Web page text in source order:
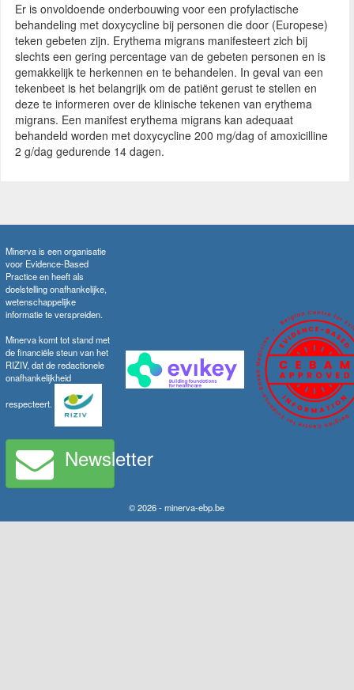
Er is onvoldoende onderbouwing voor een profylactische
behandeling met doxycycline bij personen die door (Europese)
teken gebeten zijn. Erythema migrans manifesteert zich bij
slechts een gering percentage van de gebeten personen en is
gemakkelijk te herkennen en te behandelen. In geval van een
tekenbeet is het belangrijk om de patiënt gerust te stellen en
deze te informeren over de klinische tekenen van erythema
migrans. Een manifest erythema migrans kan adequaat
behandeld worden met doxycycline 200 mg/dag of amoxicilline
2 g/dag gedurende 14 dagen.
Minerva is een organisatie
voor Evidence-Based
Practice en heeft als
doelstelling onafhankelijke,
wetenschappelijke
informatie te verspreiden.
Minerva komt tot stand met
de financiële steun van het
RIZIV, dat de redactionele
onafhankelijkheid
respecteert.
Newsletter
© 2026 - minerva-ebp.be